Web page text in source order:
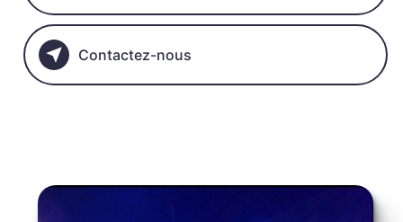
Contactez-nous